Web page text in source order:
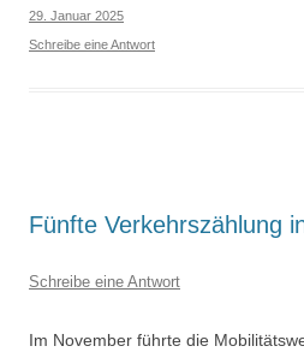
29. Januar 2025
Schreibe eine Antwort
Fünfte Verkehrszählung
Schreibe eine Antwort
Im November führte die